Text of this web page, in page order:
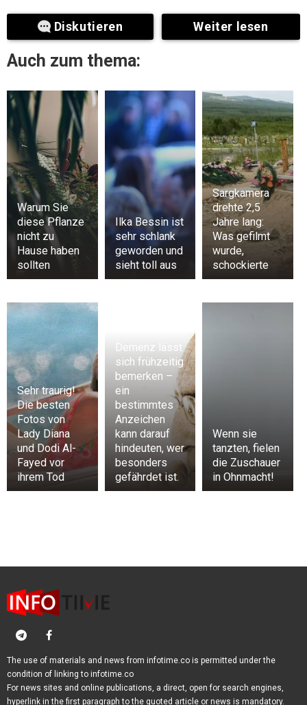
Diskutieren Weiter lesen
Auch zum thema:
Warum Sie
diese Pflanze
nicht zu
Hause haben
sollten
Ilka Bessin ist
sehr schlank
geworden und
sieht toll aus
Sargkamera
drehte 2,5
Jahre lang:
Was gefilmt
wurde,
schockierte
Sehr traurig!
Die besten
Fotos von
Lady Diana
und Dodi Al-
Fayed vor
ihrem Tod
Demenz lässt
sich frühzeitig
bemerken –
ein
bestimmtes
Anzeichen
kann darauf
hindeuten, wer
besonders
gefährdet ist.
Wenn sie
tanzten, fielen
die Zuschauer
in Ohnmacht!
The use of materials and news from infotime.co is permitted under the
condition of linking to infotime.co
For news sites and online publications, a direct, open for search engines,
hyperlink in the first paragraph to the quoted article or news is mandatory.